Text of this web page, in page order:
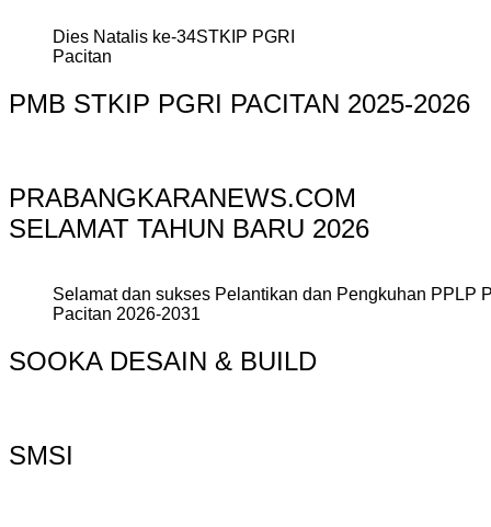
Dies Natalis ke-34STKIP PGRI
Pacitan
PMB STKIP PGRI PACITAN 2025-2026
PRABANGKARANEWS.COM
SELAMAT TAHUN BARU 2026
Selamat dan sukses Pelantikan dan Pengkuhan PPLP
Pacitan 2026-2031
SOOKA DESAIN & BUILD
SMSI